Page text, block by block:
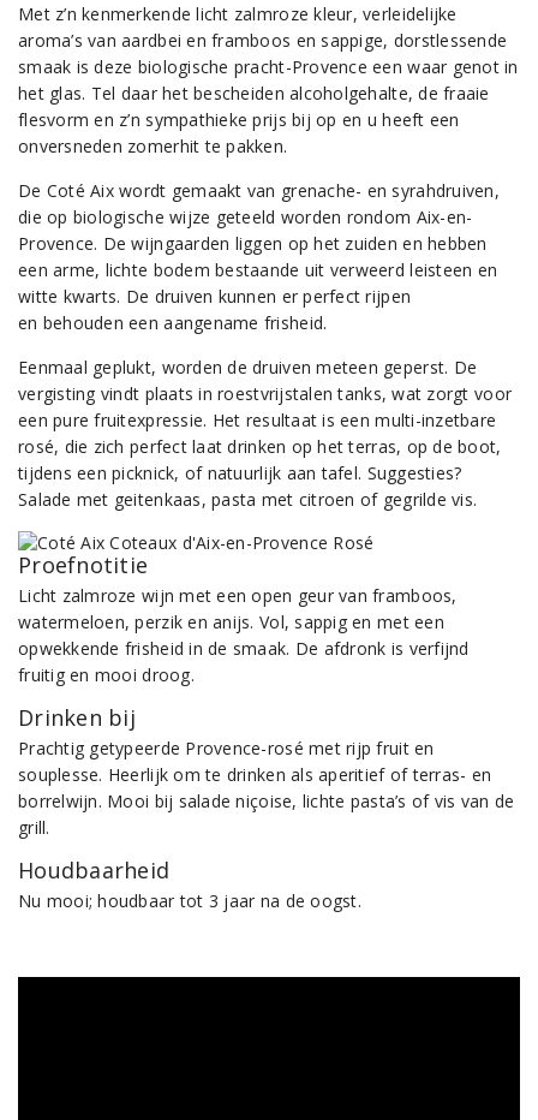
Met z’n kenmerkende licht zalmroze kleur, verleidelijke
aroma’s van aardbei en framboos en sappige, dorstlessende
smaak is deze biologische pracht-Provence een waar genot in
het glas. Tel daar het bescheiden alcoholgehalte, de fraaie
flesvorm en z’n sympathieke prijs bij op en u heeft een
onversneden zomerhit te pakken.
De Coté Aix wordt gemaakt van grenache- en syrahdruiven,
die op biologische wijze geteeld worden rondom Aix-en-
Provence. De wijngaarden liggen op het zuiden en hebben
een arme, lichte bodem bestaande uit verweerd leisteen en
witte kwarts. De druiven kunnen er perfect rijpen
en behouden een aangename frisheid.
Eenmaal geplukt, worden de druiven meteen geperst. De
vergisting vindt plaats in roestvrijstalen tanks, wat zorgt voor
een pure fruitexpressie. Het resultaat is een multi-inzetbare
rosé, die zich perfect laat drinken op het terras, op de boot,
tijdens een picknick, of natuurlijk aan tafel. Suggesties?
Salade met geitenkaas, pasta met citroen of gegrilde vis.
Proefnotitie
Licht zalmroze wijn met een open geur van framboos,
watermeloen, perzik en anijs. Vol, sappig en met een
opwekkende frisheid in de smaak. De afdronk is verfijnd
fruitig en mooi droog.
Drinken bij
Prachtig getypeerde Provence-rosé met rijp fruit en
souplesse. Heerlijk om te drinken als aperitief of terras- en
borrelwijn. Mooi bij salade niçoise, lichte pasta’s of vis van de
grill.
Houdbaarheid
Nu mooi; houdbaar tot 3 jaar na de oogst.